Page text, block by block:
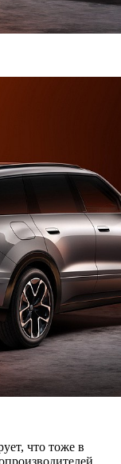
что тоже в